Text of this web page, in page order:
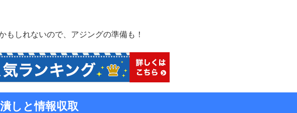
もしれないので、アジングの準備も！
しと情報収取